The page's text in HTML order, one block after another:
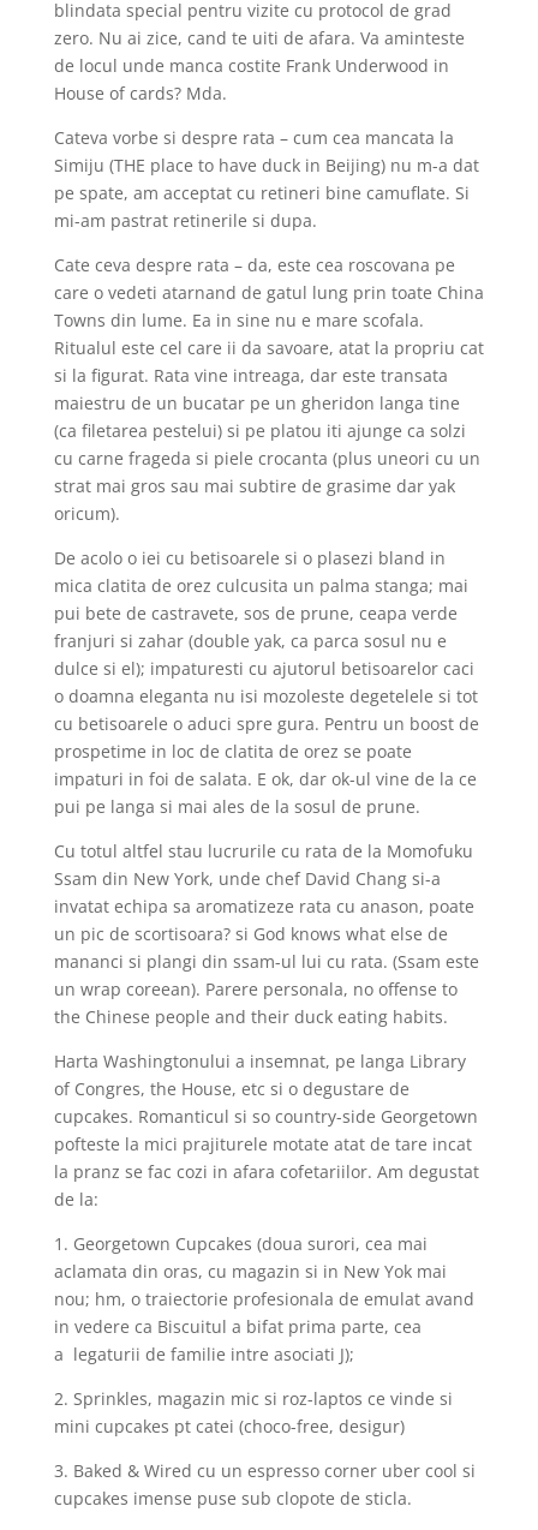
blindata special pentru vizite cu protocol de grad
zero. Nu ai zice, cand te uiti de afara. Va aminteste
de locul unde manca costite Frank Underwood in
House of cards? Mda.
Cateva vorbe si despre rata – cum cea mancata la
Simiju (THE place to have duck in Beijing) nu m-a dat
pe spate, am acceptat cu retineri bine camuflate. Si
mi-am pastrat retinerile si dupa.
Cate ceva despre rata – da, este cea roscovana pe
care o vedeti atarnand de gatul lung prin toate China
Towns din lume. Ea in sine nu e mare scofala.
Ritualul este cel care ii da savoare, atat la propriu cat
si la figurat. Rata vine intreaga, dar este transata
maiestru de un bucatar pe un gheridon langa tine
(ca filetarea pestelui) si pe platou iti ajunge ca solzi
cu carne frageda si piele crocanta (plus uneori cu un
strat mai gros sau mai subtire de grasime dar yak
oricum).
De acolo o iei cu betisoarele si o plasezi bland in
mica clatita de orez culcusita un palma stanga; mai
pui bete de castravete, sos de prune, ceapa verde
franjuri si zahar (double yak, ca parca sosul nu e
dulce si el); impaturesti cu ajutorul betisoarelor caci
o doamna eleganta nu isi mozoleste degetelele si tot
cu betisoarele o aduci spre gura. Pentru un boost de
prospetime in loc de clatita de orez se poate
impaturi in foi de salata. E ok, dar ok-ul vine de la ce
pui pe langa si mai ales de la sosul de prune.
Cu totul altfel stau lucrurile cu rata de la Momofuku
Ssam din New York, unde chef David Chang si-a
invatat echipa sa aromatizeze rata cu anason, poate
un pic de scortisoara? si God knows what else de
mananci si plangi din ssam-ul lui cu rata. (Ssam este
un wrap coreean). Parere personala, no offense to
the Chinese people and their duck eating habits.
Harta Washingtonului a insemnat, pe langa Library
of Congres, the House, etc si o degustare de
cupcakes. Romanticul si so country-side Georgetown
pofteste la mici prajiturele motate atat de tare incat
la pranz se fac cozi in afara cofetariilor. Am degustat
de la:
1. Georgetown Cupcakes (doua surori, cea mai
aclamata din oras, cu magazin si in New Yok mai
nou; hm, o traiectorie profesionala de emulat avand
in vedere ca Biscuitul a bifat prima parte, cea
a legaturii de familie intre asociati J);
2. Sprinkles, magazin mic si roz-laptos ce vinde si
mini cupcakes pt catei (choco-free, desigur)
3. Baked & Wired cu un espresso corner uber cool si
cupcakes imense puse sub clopote de sticla.